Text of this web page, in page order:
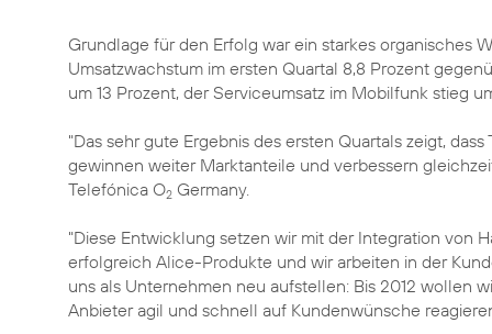
Grundlage für den Erfolg war ein starkes organisches
Umsatzwachstum im ersten Quartal 8,8 Prozent
um 13 Prozent, der Serviceumsatz im Mobilfunk stieg
"Das sehr gute Ergebnis des ersten Quartals zeigt, dass
gewinnen weiter Marktanteile und verbessern
Telefónica O2 Germany.
"Diese Entwicklung setzen wir mit der Integration von
erfolgreich Alice-Produkte und wir arbeiten in der
uns als Unternehmen neu aufstellen: Bis 2012 wollen
Anbieter agil und schnell auf Kundenwünsche